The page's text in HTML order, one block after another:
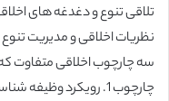
تلاقی تنوع و دغدغه های
نظریات اخلاقی و مدیریت تنوع
سه چارچوب اخلاقی متفاوت
چارچوب 1. رویکرد وظیفه شناسی کانتی نسبت به تنوع